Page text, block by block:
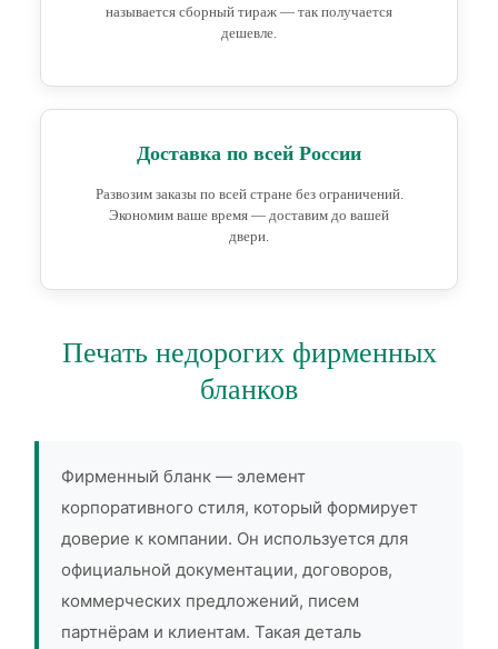
называется сборный тираж — так получается
дешевле.
Доставка по всей России
Развозим заказы по всей стране без ограничений.
Экономим ваше время — доставим до вашей
двери.
Печать недорогих фирменных
бланков
Фирменный бланк — элемент
корпоративного стиля, который формирует
доверие к компании. Он используется для
официальной документации, договоров,
коммерческих предложений, писем
партнёрам и клиентам. Такая деталь